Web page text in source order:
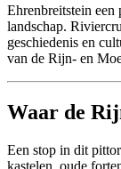
Ehrenbreitstein
landschap.
geschiedenis en
van de Rijn- en
Waar de
Een stop in dit
kastelen, oude